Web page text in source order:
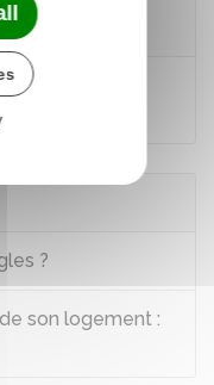
dans un
?
son logement :